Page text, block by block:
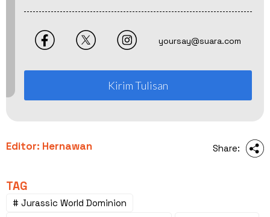
yoursay@suara.com
Kirim Tulisan
Editor: Hernawan Share:
TAG
# Jurassic World Dominion